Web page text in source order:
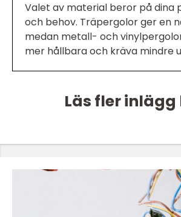
Valet av material beror på dina
och behov. Träpergolor ger en
medan metall- och
mer hållbara och kräva mindre
Läs fler inlägg